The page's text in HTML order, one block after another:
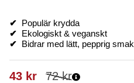
✔
Populär krydda
✔
Ekologiskt & veganskt
✔
Bidrar med lätt, pepprig smak
72kr
43 kr